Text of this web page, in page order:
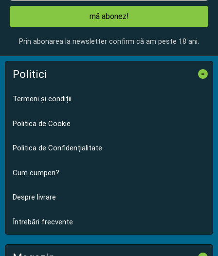
mă abonez!
Prin abonarea la newsletter confirm că am peste 18 ani.
Politici -
Termeni și condiții
Politica de Cookie
Politica de Confidențialitate
Cum cumperi?
Despre livrare
Întrebări frecvente